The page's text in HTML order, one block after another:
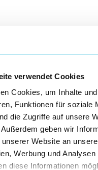
verwendet Cookies
Cookies, um Inhalte
Funktionen für soziale
die Zugriffe auf unsere
geben wir
unserer Website an
Werbung und
diese Informationen